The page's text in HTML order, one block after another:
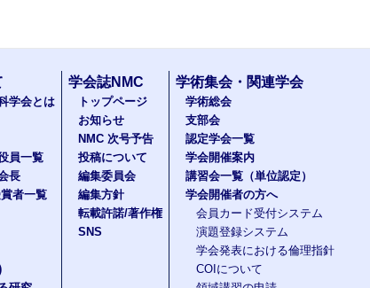
学会とは
員一覧
長
者一覧
学会誌NMC
トップページ
お知らせ
NMC 次号予告
投稿について
編集委員会
編集方針
転載許諾/著作権
SNS
学術集会・関連学会
学術総会
支部会
認定学会一覧
学会開催案内
講習会一覧（単位認定）
学会開催者の方へ
会員カード受付システム
演題登録システム
学会発表における倫理指針
COIについて